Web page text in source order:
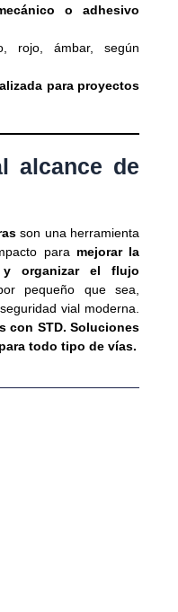
o adhesivo
rojo, ámbar, según
para proyectos
alcance de
son una herramienta
para mejorar la
y organizar el flujo
pequeño que sea,
vial moderna.
con STD. Soluciones
todo tipo de vías.